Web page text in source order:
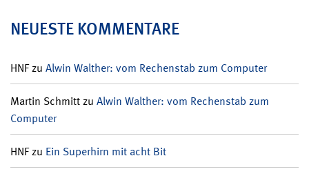
NEUESTE KOMMENTARE
HNFzu Alwin Walther: vom Rechenstab zum Computer
Martin Schmittzu Alwin Walther: vom Rechenstab zum
Computer
HNFzu Ein Superhirn mit acht Bit